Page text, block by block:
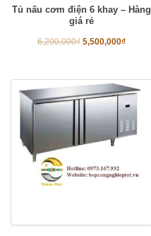
Tủ nấu cơm điện 6 khay – Hàng
giá rẻ
6,200,000₫ 5,500,000₫